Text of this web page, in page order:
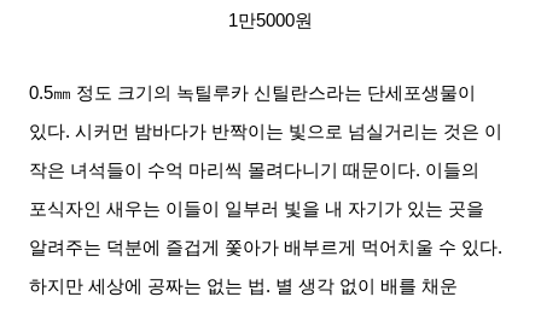
1만5000원
0.5㎜ 정도 크기의 녹틸루카 신틸란스라는 단세포생물이
있다.시커먼 밤바다가 반짝이는 빛으로 넘실거리는 것은 이
작은 녀석들이 수억 마리씩 몰려다니기 때문이다. 이들의
포식자인 새우는 이들이 일부러 빛을 내 자기가 있는 곳을
알려주는 덕분에 즐겁게 쫓아가 배부르게 먹어치울 수 있다.
하지만 세상에 공짜는 없는 법. 별 생각 없이 배를 채운